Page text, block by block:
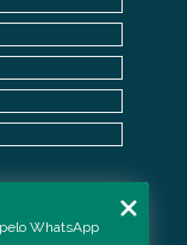
WhatsApp